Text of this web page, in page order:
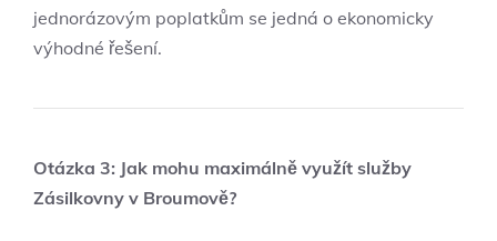
jednorázovým poplatkům se jedná o ekonomicky
výhodné řešení.
Otázka 3: Jak mohu maximálně využít služby
Zásilkovny v Broumově?